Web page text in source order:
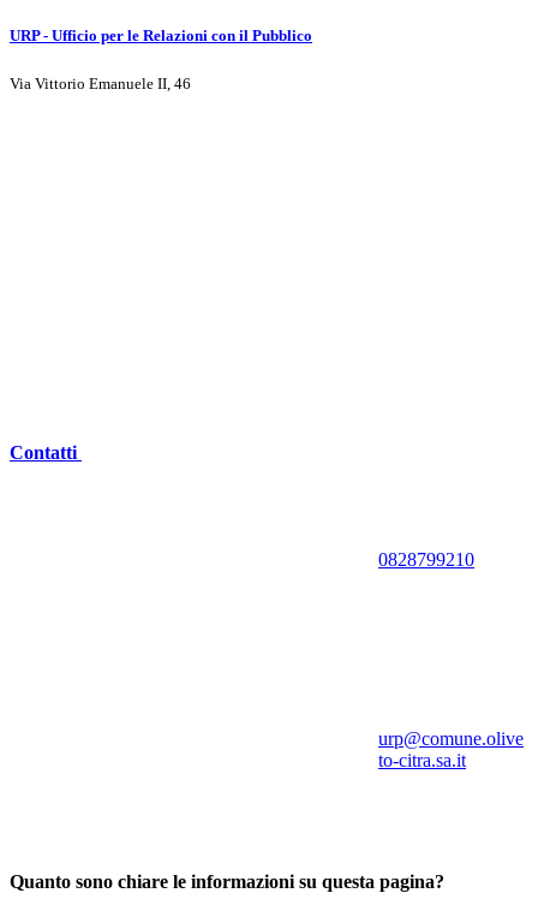
URP - Ufficio per le Relazioni con il Pubblico
Via Vittorio Emanuele II, 46
Contatti
0828799210
urp@comune.olive
to-citra.sa.it
Quanto sono chiare le informazioni su questa pagina?